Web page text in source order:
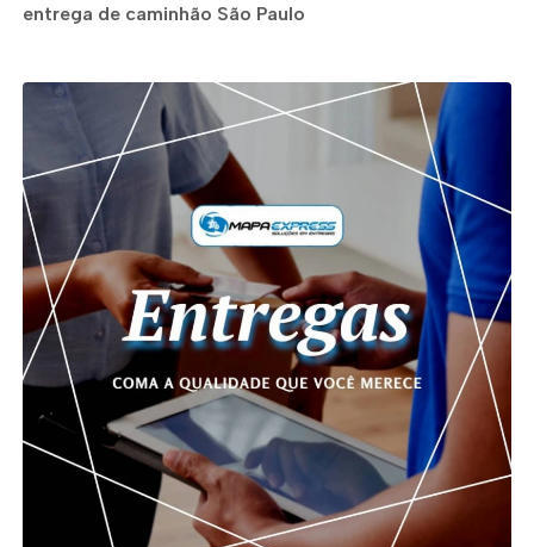
entrega de caminhão São Paulo